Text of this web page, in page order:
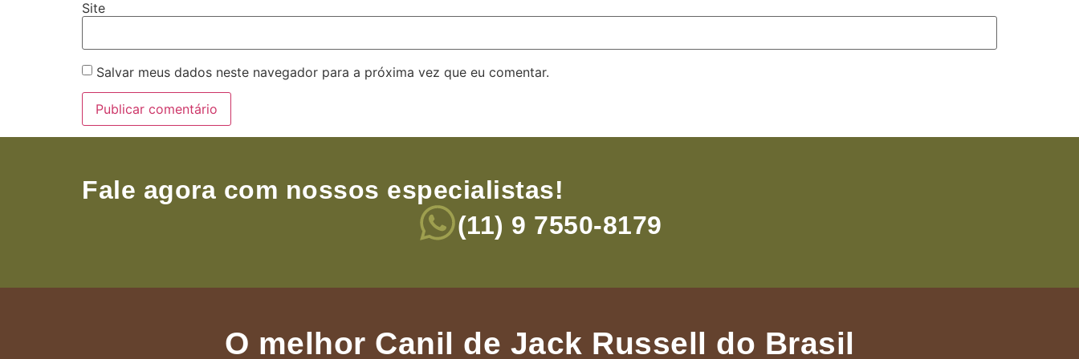
Site
Salvar meus dados neste navegador para a próxima vez que eu comentar.
Fale agora com nossos especialistas!
(11) 9 7550-8179
O melhor Canil de Jack Russell do Brasil